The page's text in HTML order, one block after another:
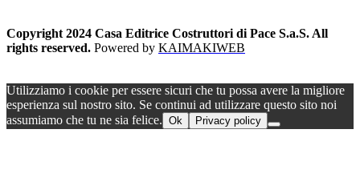
Copyright 2024 Casa Editrice Costruttori di Pace S.a.S. All
rights reserved. Powered by KAIMAKIWEB
Utilizziamo i cookie per essere sicuri che tu possa avere la migliore
esperienza sul nostro sito. Se continui ad utilizzare questo sito noi
assumiamo che tu ne sia felice. Ok Privacy policy